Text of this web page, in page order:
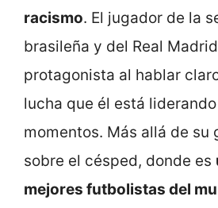
racismo. El jugador de la
brasileña y del Real
protagonista al hablar
lucha que él está
momentos. Más allá de su
sobre el césped, donde es
mejores futbolistas del